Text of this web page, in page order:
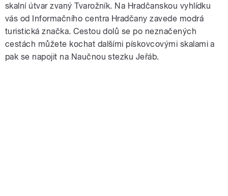
skalní útvar zvaný Tvarožník. Na Hradčanskou vyhlídku
vás od Informačního centra Hradčany zavede modrá
turistická značka. Cestou dolů se po neznačených
cestách můžete kochat dalšími pískovcovými skalami a
pak se napojit na Naučnou stezku Jeřáb.